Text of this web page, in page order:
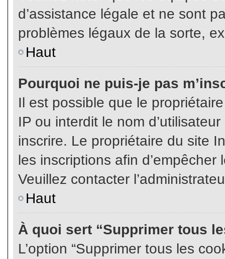
d’assistance légale et ne sont
problèmes légaux de la sorte,
Haut
Pourquoi ne puis-je pas
Il est possible que le
IP ou interdit le nom
inscrire. Le propriétaire du site
les inscriptions afin d’empêcher
Veuillez contacter
Haut
À quoi sert “Supprimer tous
L’option “Supprimer tous les